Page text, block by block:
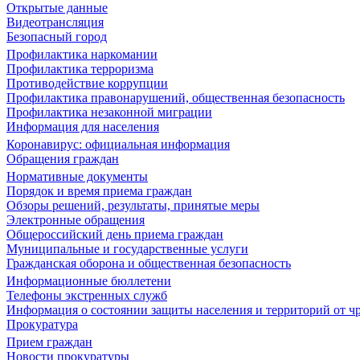
Открытые данные
Видеотрансляция
Безопасный город
Профилактика наркомании
Профилактика терроризма
Противодействие коррупции
Профилактика правонарушений, общественная безопасность
Профилактика незаконной миграции
Информация для населения
Коронавирус: официальная информация
Обращения граждан
Нормативные документы
Порядок и время приема граждан
Обзоры решений, результаты, принятые меры
Электронные обращения
Общероссийский день приема граждан
Муниципальные и государственные услуги
Гражданская оборона и общественная безопасность
Информационные бюллетени
Телефоны экстренных служб
Информация о состоянии защиты населения и территорий от
Прокуратура
Прием граждан
Новости прокуратуры